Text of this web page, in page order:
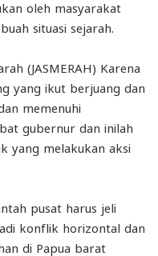
oleh masyarakat
situasi sejarah.
(JASMERAH) Karena
yang ikut berjuang dan
memenuhi
gubernur dan inilah
yang melakukan aksi
pusat harus jeli
konflik horizontal dan
di Papua barat